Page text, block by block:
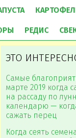
РЕДИС
ЭТО
Самые
марте 2019 когда
на рассаду по
календарю —
сажать перец
Когда сеять